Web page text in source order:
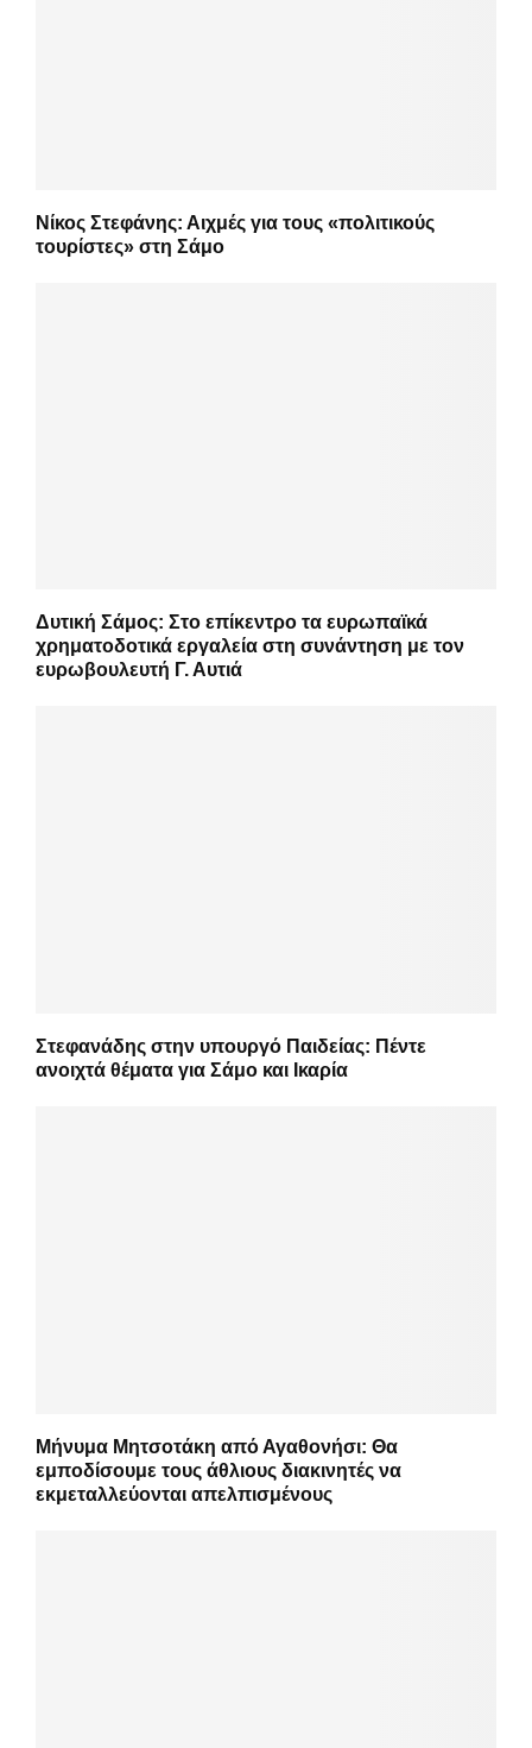
Νίκος Στεφάνης: Αιχμές για τους «πολιτικούς
τουρίστες» στη Σάμο
Δυτική Σάμος: Στο επίκεντρο τα ευρωπαϊκά
χρηματοδοτικά εργαλεία στη συνάντηση με τον
ευρωβουλευτή Γ. Αυτιά
Στεφανάδης στην υπουργό Παιδείας: Πέντε
ανοιχτά θέματα για Σάμο και Ικαρία
Μήνυμα Μητσοτάκη από Αγαθονήσι: Θα
εμποδίσουμε τους άθλιους διακινητές να
εκμεταλλεύονται απελπισμένους